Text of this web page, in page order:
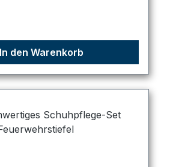
In den Warenkorb